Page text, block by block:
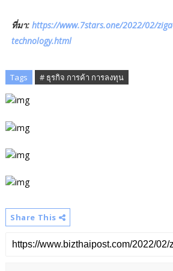
ที่มา: https://www.7stars.one/2022/02/
technology.html
Tags # ธุรกิจ การค้า การลงทุน
Share This